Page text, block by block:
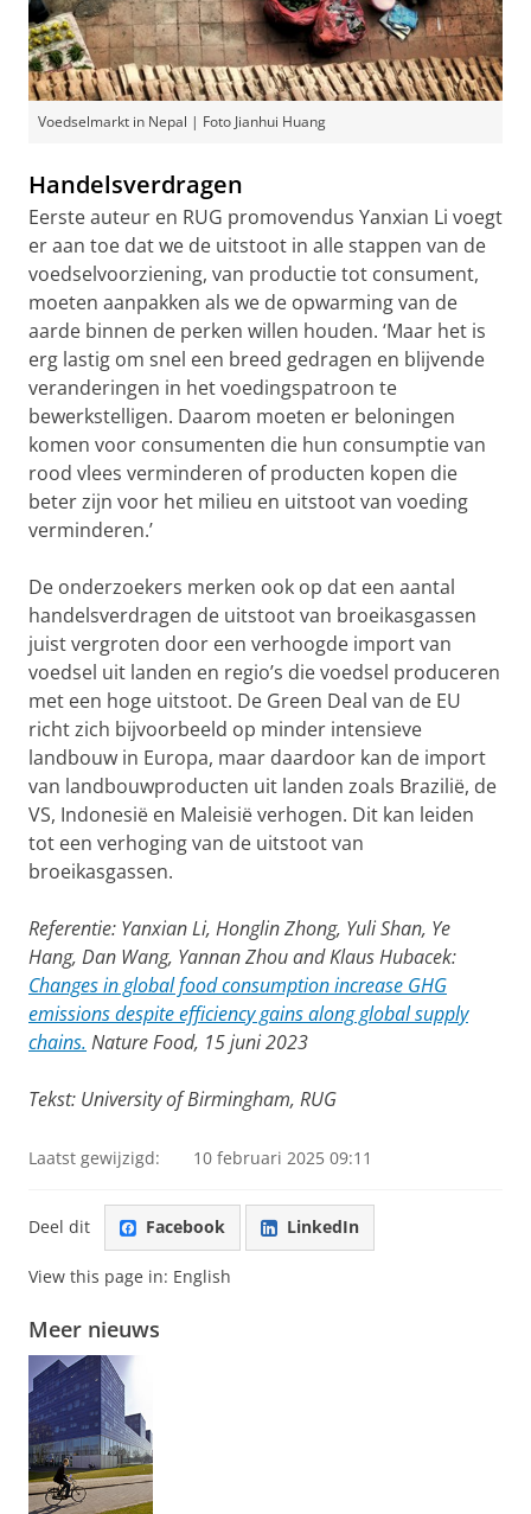
Voedselmarkt in Nepal | Foto Jianhui Huang
Handelsverdragen
Eerste auteur en RUG promovendus Yanxian Li voegt
er aan toe dat we de uitstoot in alle stappen van de
voedselvoorziening, van productie tot consument,
moeten aanpakken als we de opwarming van de
aarde binnen de perken willen houden. ‘Maar het is
erg lastig om snel een breed gedragen en blijvende
veranderingen in het voedingspatroon te
bewerkstelligen. Daarom moeten er beloningen
komen voor consumenten die hun consumptie van
rood vlees verminderen of producten kopen die
beter zijn voor het milieu en uitstoot van voeding
verminderen.’
De onderzoekers merken ook op dat een aantal
handelsverdragen de uitstoot van broeikasgassen
juist vergroten door een verhoogde import van
voedsel uit landen en regio’s die voedsel produceren
met een hoge uitstoot. De Green Deal van de EU
richt zich bijvoorbeeld op minder intensieve
landbouw in Europa, maar daardoor kan de import
van landbouwproducten uit landen zoals Brazilië, de
VS, Indonesië en Maleisië verhogen. Dit kan leiden
tot een verhoging van de uitstoot van
broeikasgassen.
Referentie: Yanxian Li, Honglin Zhong, Yuli Shan, Ye
Hang, Dan Wang, Yannan Zhou and Klaus Hubacek:
Changes in global food consumption increase GHG
emissions despite efficiency gains along global supply
chains. Nature Food, 15 juni 2023
Tekst: University of Birmingham, RUG
Laatst gewijzigd: 10 februari 2025 09:11
Deel dit Facebook LinkedIn
View this page in: English
Meer nieuws